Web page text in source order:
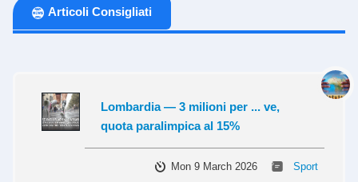
Articoli Consigliati
Lombardia — 3 milioni per ... ve,
quota paralimpica al 15%
Mon 9 March 2026 Sport